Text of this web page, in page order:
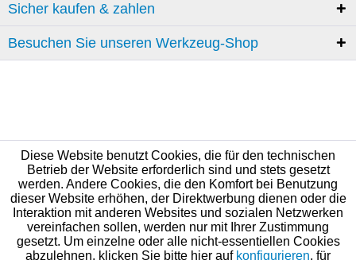
Sicher kaufen & zahlen
Besuchen Sie unseren Werkzeug-Shop
Diese Website benutzt Cookies, die für den technischen
Betrieb der Website erforderlich sind und stets gesetzt
werden. Andere Cookies, die den Komfort bei Benutzung
dieser Website erhöhen, der Direktwerbung dienen oder die
Interaktion mit anderen Websites und sozialen Netzwerken
vereinfachen sollen, werden nur mit Ihrer Zustimmung
gesetzt. Um einzelne oder alle nicht-essentiellen Cookies
abzulehnen, klicken Sie bitte hier auf konfigurieren, für